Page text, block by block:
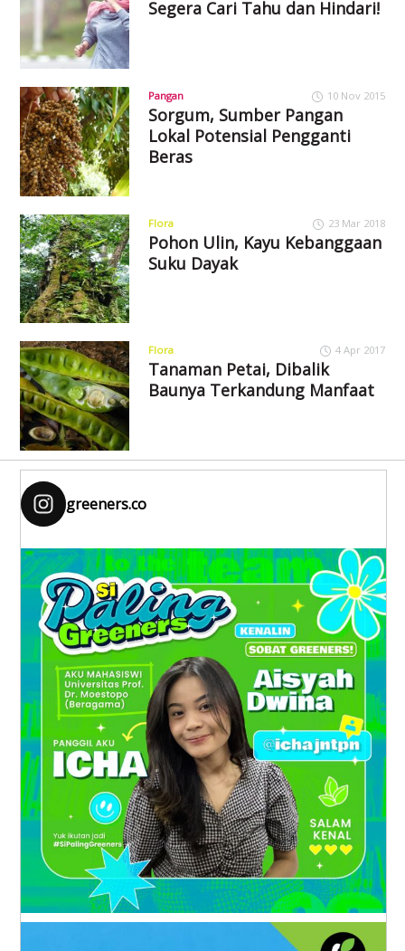
Segera Cari Tahu dan Hindari!
Pangan 10 Nov 2015
Sorgum, Sumber Pangan
Lokal Potensial Pengganti
Beras
Flora 23 Mar 2018
Pohon Ulin, Kayu Kebanggaan
Suku Dayak
Flora 4 Apr 2017
Tanaman Petai, Dibalik
Baunya Terkandung Manfaat
greeners.co